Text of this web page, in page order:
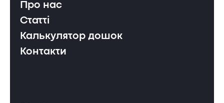
Про нас
Статті
Калькулятор дошок
Контакти